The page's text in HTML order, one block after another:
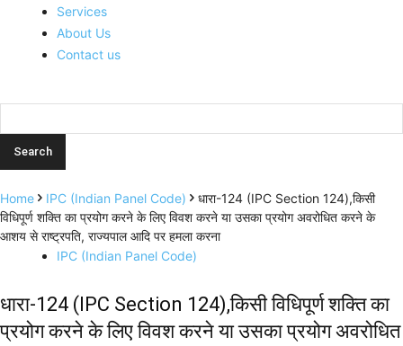
Services
About Us
Contact us
Home IPC (Indian Panel Code)
धारा-124 (IPC Section 124),किसी
विधिपूर्ण शक्ति का प्रयोग करने के लिए विवश करने या उसका प्रयोग अवरोधित करने के
आशय से राष्ट्रपति, राज्यपाल आदि पर हमला करना
IPC (Indian Panel Code)
धारा-124 (IPC Section 124),किसी विधिपूर्ण शक्ति का
प्रयोग करने के लिए विवश करने या उसका प्रयोग अवरोधित